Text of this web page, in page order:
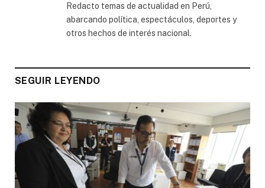
Redacto temas de actualidad en Perú,
abarcando política, espectáculos, deportes y
otros hechos de interés nacional.
SEGUIR LEYENDO